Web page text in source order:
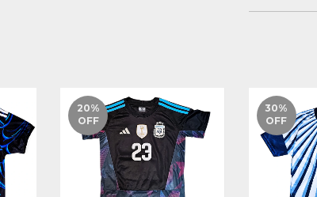
20%
OFF
30%
OFF